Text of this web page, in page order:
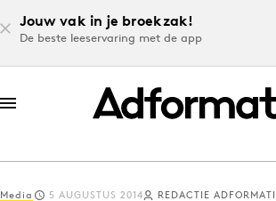
Jouw vak in je broekzak!
De beste leeservaring met de app
Media 5 AUGUSTUS 2014 REDACTIE